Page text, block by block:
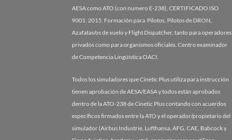
AESA como ATO (con numero E-238), CERTIFICADO ISO
9001: 2015. Formación para Pilotos, Pilotos de DRON,
Azafatas/os de vuelo y Flight Dispatcher, tanto para operadores
privados como para organismos oficiales. Centro examinador
de Competencia Lingüística OACI.
Todos los simuladores que Cinetic Plus utiliza para instrucción
tienen aprobación de AESA/EASA y todos están aprobados
dentro de la ATO-238 de Cinetic Plus contando con acuerdos
específicos firmados entre la ATO y el operador/propietario del
simulador (Airbus Industrie, Lufthansa, AFG, CAE, Babcock y